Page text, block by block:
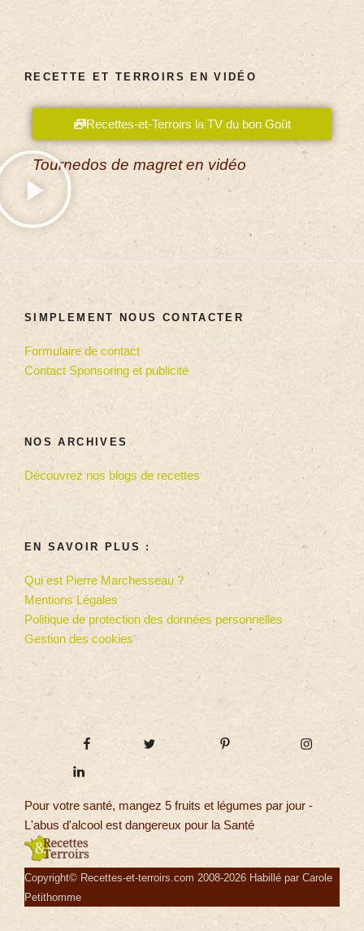
RECETTE ET TERROIRS EN VIDÉO
Recettes-et-Terroirs la TV du bon Goût
Tournedos de magret en vidéo
SIMPLEMENT NOUS CONTACTER
Formulaire de contact
Contact Sponsoring et publicité
NOS ARCHIVES
Découvrez nos blogs de recettes
EN SAVOIR PLUS :
Qui est Pierre Marchesseau ?
Mentions Légales
Politique de protection des données personnelles
Gestion des cookies
Pour votre santé, mangez 5 fruits et légumes par jour -
L'abus d'alcool est dangereux pour la Santé
Copyright© Recettes-et-terroirs.com 2008-2026 Habillé par Carole
Petithomme